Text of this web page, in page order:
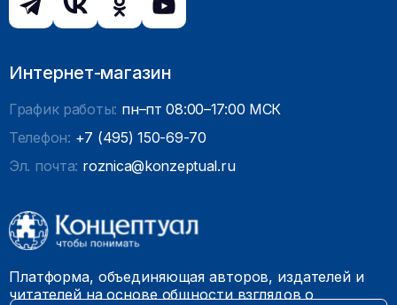
Интернет-магазин
График работы: пн–пт 08:00–17:00 МСК
Телефон: +7 (495) 150-69-70
Эл. почта: roznica@konzeptual.ru
Платформа, объединяющая авторов, издателей и
читателей на основе общности взглядов о